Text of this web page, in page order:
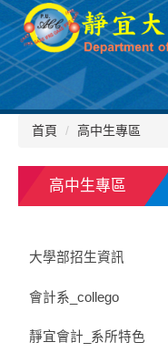
跳
到
主
要
內
容
首頁 高中生專區
高中生專區
大學部招生資訊
會計系_collego
靜宜會計_系所特色